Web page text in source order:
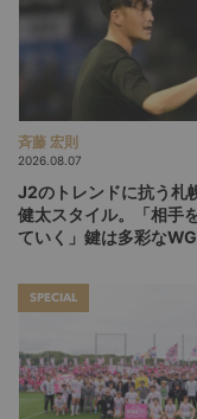
斉藤 宏則
2026.08.07
J2のトレンドに抗う札
健太スタイル。「相手
ていく」鍵は多彩な
SPECIAL